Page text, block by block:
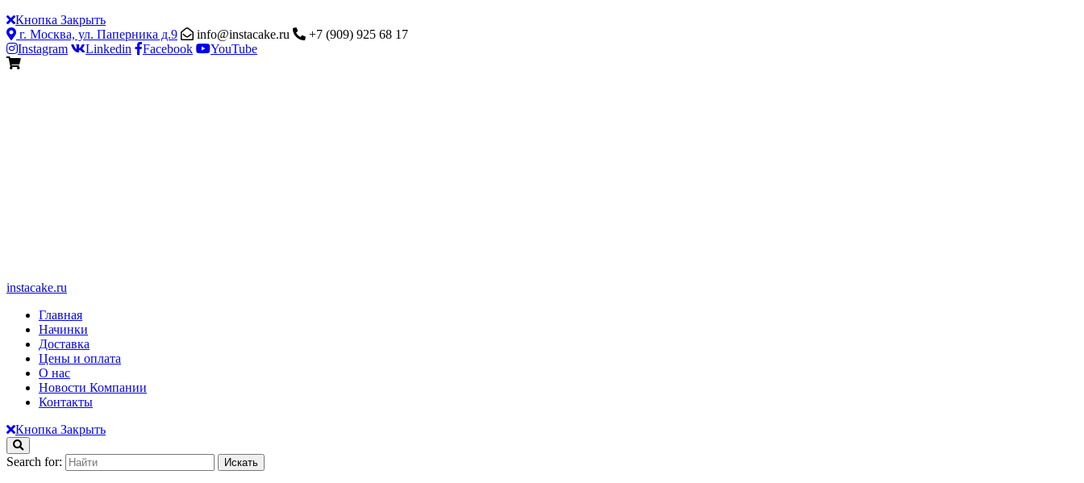
Кнопка Закрыть
г. Москва, ул. Паперника д.9
info@instacake.ru
+7 (909) 925 68 17
Instagram
Linkedin Facebook YouTube
instacake.ru
Главная
Начинки
Доставка
Цены и оплата
О нас
Новости Компании
Контакты
Кнопка Закрыть
Search for: